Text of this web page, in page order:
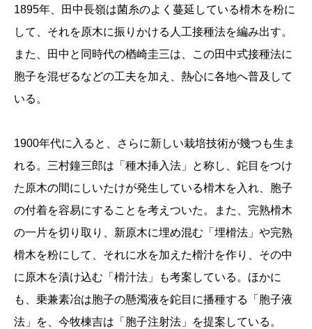
1895年、田中長嶺は菌糸のよく蔓延している榾木を粉に
して、それを原木に振りかける人工接種法を編み出す。
また、田中と同時代の楢崎圭三は、この田中式接種法に
胞子を混ぜるなどの工夫を加え、熱心に各地へ普及して
いる。
1900年代に入ると、さらに新しい栽培技術が幾つも生ま
れる。三村鐘三郎は「種木挿入法」と称し、鉈目をつけ
た原木の間にしいたけが発生している榾木を入れ、胞子
の付着を容易にすることを考えついた。また、完熟榾木
の一片を切り取り、新原木に埋め混む「埋榾法」や完熟
榾木を粉にして、それに水を加えた榾汁を作り、その中
に原木を漬け込む「榾汁法」も考案している。ほかに
も、乗兼素冶は胞子の懸濁液を鉈目に播種する「胞子液
法」を、今牧棟吉は「胞子注射法」を提案している。